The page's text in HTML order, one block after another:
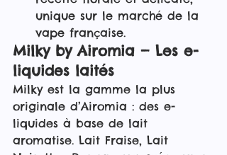
unique sur le marché de la
vape française.
Milky by Airomia — Les e-
liquides laités
Milky est la gamme la plus
originale d’Airomia : des e-
liquides à base de lait
aromatise. Lait Fraise, Lait